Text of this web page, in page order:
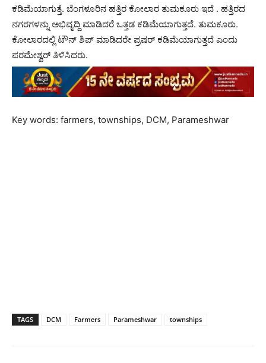
ಕಡಿಮೆಯಾಗುತ್ತೆ. ಬೆಂಗಳೂರಿನ ಹತ್ತಿರ ಕೋಲಾರ ತುಮಕೂರು ಇದೆ . ಹತ್ತಿರದ
ನಗರಗಳನ್ನು ಅಭಿವೃದ್ದಿ ಮಾಡಿದರೆ ಒತ್ತಡ ಕಡಿಮೆಯಾಗುತ್ತದೆ. ತುಮಕೂರು.
ಕೋಲಾರದಲ್ಲಿ ಟೌನ್ ಶಿಪ್ ಮಾಡಿದರೇ ಪ್ರಷರ್ ಕಡಿಮೆಯಾಗುತ್ತದೆ ಎಂದು
ಪರಮೇಶ್ವರ್ ತಿಳಿಸಿದರು.
Key words: farmers, townships, DCM, Parameshwar
TAGS DCM Farmers Parameshwar townships